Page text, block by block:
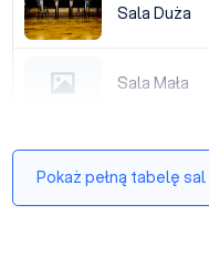
Sala Duża
Sala Mała
Sala Mała
Pokaż pełną tabelę